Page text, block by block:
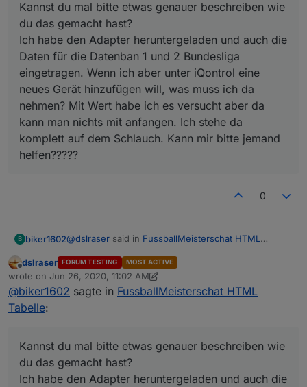
Kannst du mal bitte etwas genauer beschreiben wie
du das gemacht hast?
Ich habe den Adapter heruntergeladen und auch die
Daten für die Datenban 1 und 2 Bundesliga
eingetragen. Wenn ich aber unter iQontrol eine
neues Gerät hinzufügen will, was muss ich da
nehmen? Mit Wert habe ich es versucht aber da
kann man nichts mit anfangen. Ich stehe da
komplett auf dem Schlauch. Kann mir bitte jemand
helfen?????
0
B biker1602@dslraser said in FussballMeisterschat HTML
@liv-in-sky
Kurze Rückmeldung und Danke 👍
Offline
dslraser FORUM TESTING MOST ACTIVE
wrote on Jun 26, 2020, 11:02 AM
last edited by dslraserJun 26, 2020, 1:03 PM
@biker1602 sagte in FussballMeisterschat HTML
Tabelle:
Kannst du mal bitte etwas genauer beschreiben wie
du das gemacht hast?
Ich habe den Adapter heruntergeladen und auch die